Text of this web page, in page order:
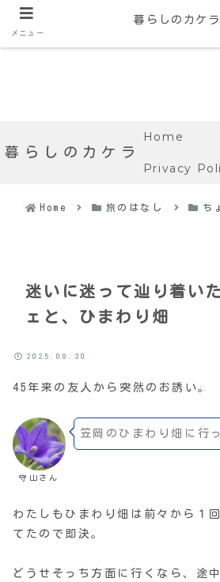
暮らしのカケラ
Home
Privacy
Home 旅のはなし ち
迷いに迷って辿り着い
ェと、ひまわり畑
2025.08.30
45年来の友人から突然のお誘い。
守山さん
笠岡のひまわり畑に行
わたしもひまわり畑は前々から１
てたので即決。
どうせそっち方面に行くなら、途
メニュー
暮らしのカケラ